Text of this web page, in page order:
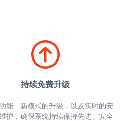
持续免费升级
能、新模式的升级，以及实时的安
护，确保系统持续保持先进、安全